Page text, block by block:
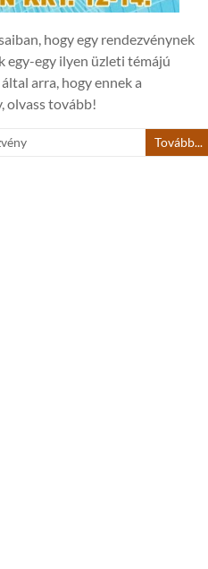
hogy egy rendezvénynek
egy-egy ilyen üzleti témájú
arra, hogy ennek a
olvass tovább!
Tovább...